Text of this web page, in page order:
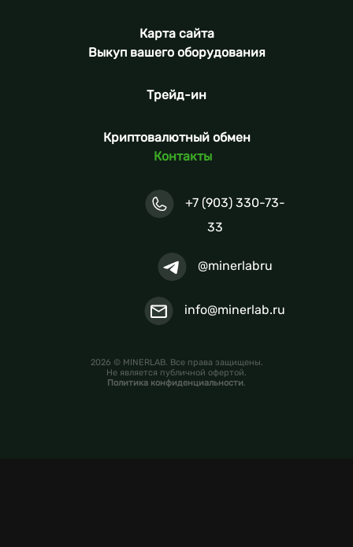
Карта сайта
Выкуп вашего оборудования
Трейд-ин
Криптовалютный обмен
Контакты
+7 (903) 330-73-
33
@minerlabru
info@minerlab.ru
2026 © MINERLAB. Все права защищены.
Не является публичной офертой.
Политика конфиденциальности.